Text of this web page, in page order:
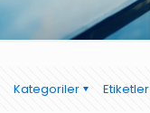
Kategoriler Etiketler